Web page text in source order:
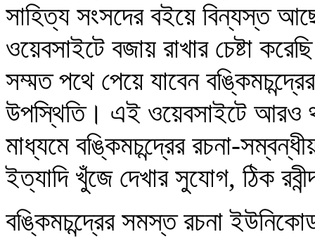
সাহিত্য সংসদের বইয়ে বিন্যস্ত
ওয়েবসাইটে বজায় রাখার চেষ্টা
সম্মত পথে পেয়ে যাবেন
উপস্থিতি। এই ওয়েবসাইটে আরও
মাধ্যমে বঙ্কিমচন্দ্রের রচনা-
ইত্যাদি খুঁজে দেখার সুযোগ, ঠিক
বঙ্কিমচন্দ্রের সমস্ত রচনা